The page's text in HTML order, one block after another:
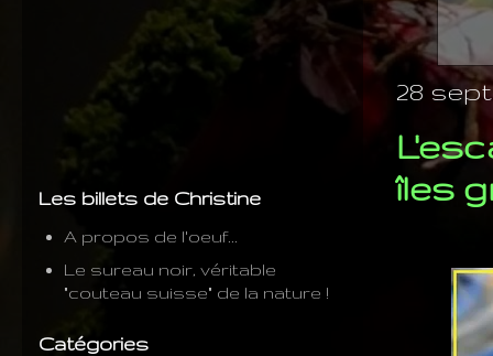
28
îles
Les billets de Christine
A propos de l'oeuf...
Le sureau noir, véritable
"couteau suisse" de la nature !
Catégories